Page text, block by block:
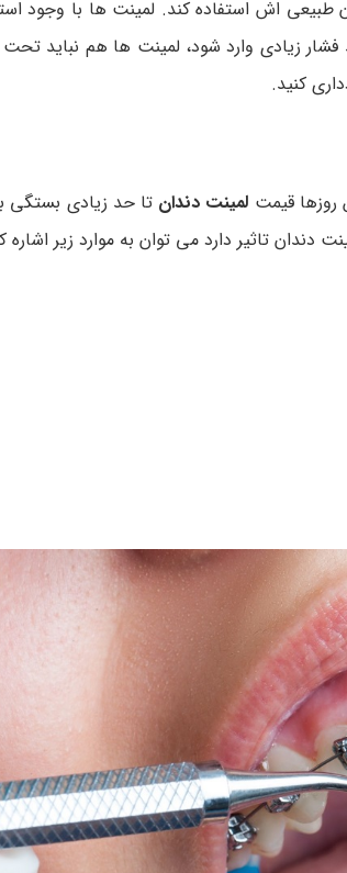
طبیعی‌ اش استفاده کند. لمینت ها با وجود
زیادی وارد شود، لمینت ها هم نباید تحت
کنید.
قیمت لمینت دندان تا حد زیادی بستگی
دندان تاثیر دارد می توان به موارد زیر اشاره